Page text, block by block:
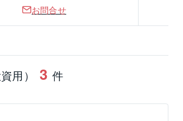
お問合せ
用） 3 件